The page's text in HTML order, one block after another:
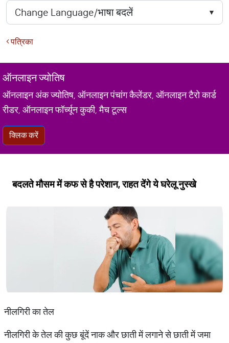
पत्रिका
ऑनलाइन ज्योतिष
ऑनलाइन अंक ज्योतिष, ऑनलाइन पंचांग कैलेंडर, ऑनलाइन टैरो कार्ड
रीडर, ऑनलाइन फॉर्च्यून कुकी, मैच टूल्स
क्लिक करें
बदलते मौसम में कफ से है परेशान, राहत देंगे ये घरेलू नुस्खे
नीलगिरी का तेल
नीलगिरी के तेल की कुछ बूंदें नाक और छाती में लगाने से छाती में जमा